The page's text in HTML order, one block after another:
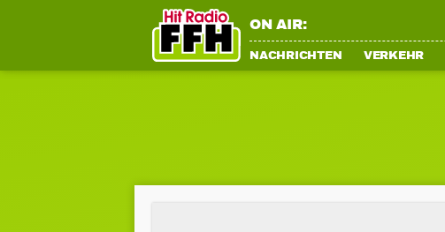
ON AIR:
NACHRICHTEN VERKEHR